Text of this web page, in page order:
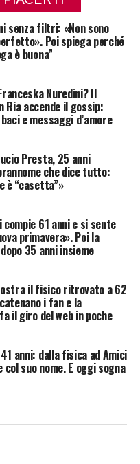
senza filtri: «Non sono
Poi spiega perché
è buona”
Nuredini? Il
Ria accende il gossip:
e messaggi d’amore
Presta, 25 anni
che dice tutto:
è “casetta”»
61 anni e si sente
primavera». Poi la
35 anni insieme
il fisico ritrovato a 62
i fan e la
il giro del web in poche
anni: dalla fisica ad Amici
suo nome. E oggi sogna